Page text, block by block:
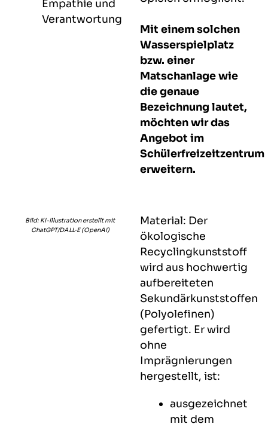
Empathie und
Verantwortung
Mit einem solchen
Wasserspielplatz
bzw. einer
Matschanlage wie
die genaue
Bezeichnung lautet,
möchten wir das
Angebot im
Schülerfreizeitzentrum
erweitern.
Bild: KI-Illustration erstellt mit
ChatGPT/DALL·E (OpenAI)
Material: Der
ökologische
Recyclingkunststoff
wird aus hochwertig
aufbereiteten
Sekundärkunststoffen
(Polyolefinen)
gefertigt. Er wird
ohne
Imprägnierungen
hergestellt, ist:
ausgezeichnet
mit dem